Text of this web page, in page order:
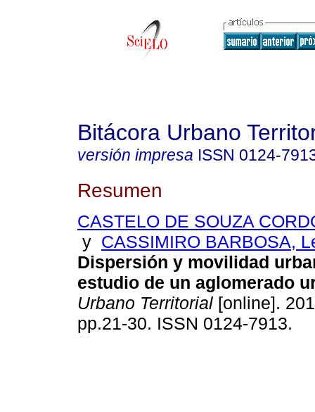
Bitácora Urbano
versión impresa ISSN 0124-
Resumen
CASTELO DE SOUZA
y CASSIMIRO BARBOSA,
Dispersión y movilidad
estudio de un aglomerado
Urbano Territorial [online].
pp.21-30. ISSN 0124-7913.